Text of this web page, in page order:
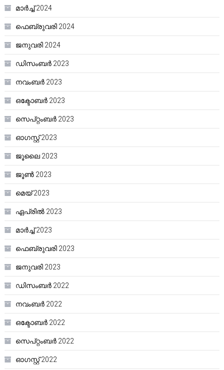
മാർച്ച്‌ 2024
ഫെബ്രുവരി 2024
ജനുവരി 2024
ഡിസംബർ 2023
നവംബർ 2023
ഒക്ടോബർ 2023
സെപ്റ്റംബർ 2023
ഓഗസ്റ്റ്‌ 2023
ജൂലൈ 2023
ജൂൺ 2023
മെയ്‌ 2023
ഏപ്രിൽ 2023
മാർച്ച്‌ 2023
ഫെബ്രുവരി 2023
ജനുവരി 2023
ഡിസംബർ 2022
നവംബർ 2022
ഒക്ടോബർ 2022
സെപ്റ്റംബർ 2022
ഓഗസ്റ്റ്‌ 2022